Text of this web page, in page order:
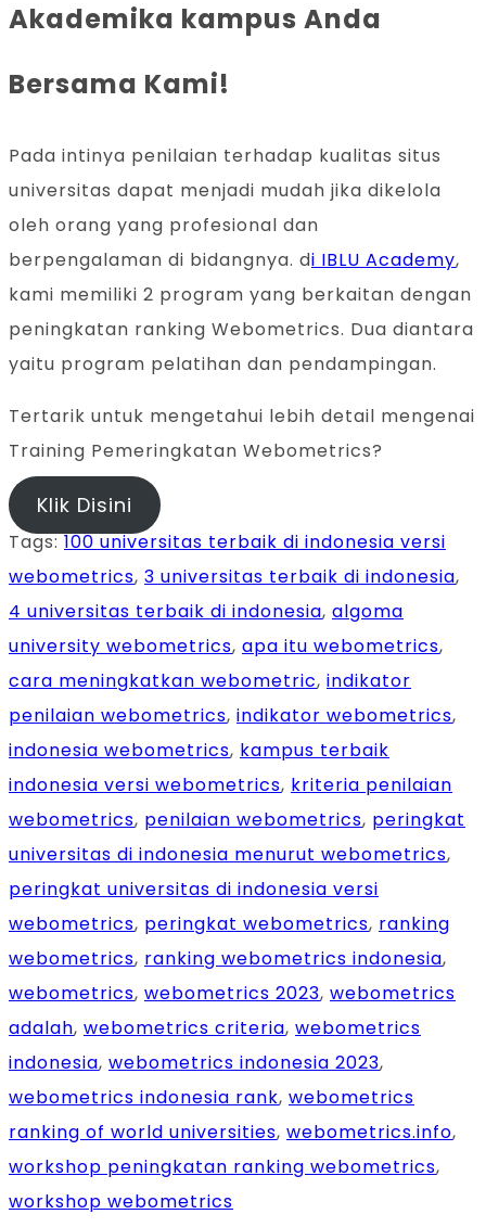
Akademika kampus Anda
Bersama Kami!
Pada intinya penilaian terhadap kualitas situs
universitas dapat menjadi mudah jika dikelola
oleh orang yang profesional dan
berpengalaman di bidangnya. di IBLU Academy,
kami memiliki 2 program yang berkaitan dengan
peningkatan ranking Webometrics. Dua diantara
yaitu program pelatihan dan pendampingan.
Tertarik untuk mengetahui lebih detail mengenai
Training Pemeringkatan Webometrics?
Klik Disini
Tags:100 universitas terbaik di indonesia versi
webometrics, 3 universitas terbaik di indonesia,
4 universitas terbaik di indonesia, algoma
university webometrics, apa itu webometrics,
cara meningkatkan webometric, indikator
penilaian webometrics, indikator webometrics,
indonesia webometrics, kampus terbaik
indonesia versi webometrics, kriteria penilaian
webometrics, penilaian webometrics, peringkat
universitas di indonesia menurut webometrics,
peringkat universitas di indonesia versi
webometrics, peringkat webometrics, ranking
webometrics, ranking webometrics indonesia,
webometrics, webometrics 2023, webometrics
adalah, webometrics criteria, webometrics
indonesia, webometrics indonesia 2023,
webometrics indonesia rank, webometrics
ranking of world universities, webometrics.info,
workshop peningkatan ranking webometrics,
workshop webometrics